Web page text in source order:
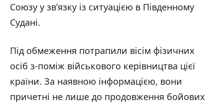
Союзу у зв’язку із ситуацією в Південному
Судані.
Під обмеження потрапили вісім фізичних
осіб з-поміж військового керівництва цієї
країни. За наявною інформацією, вони
причетні не лише до продовження бойових